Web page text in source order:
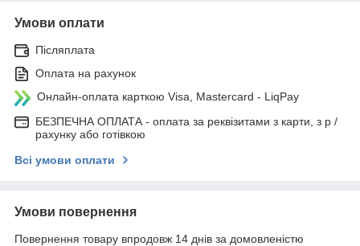
Умови оплати
Післяплата
Оплата на рахунок
Онлайн-оплата карткою Visa, Mastercard - LiqPay
БЕЗПЕЧНА ОПЛАТА - оплата за реквізитами з карти, з р /
рахунку або готівкою
Всі умови оплати
Умови повернення
Повернення товару впродовж 14 днів за домовленістю